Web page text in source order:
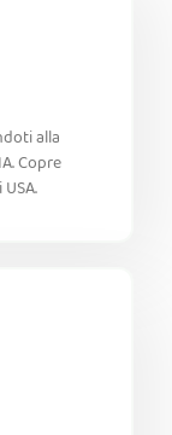
alla
Copre